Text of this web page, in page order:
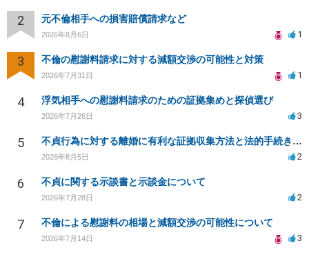
2 元不倫相手への損害賠償請求など
2026年8月6日 1
3 不倫の慰謝料請求に対する減額交渉の可能性と対策
2026年7月31日 1
4 浮気相手への慰謝料請求のための証拠集めと探偵選び
2026年7月26日 3
5 不貞行為に対する離婚に有利な証拠収集方法と法的手続きについて
2026年8月5日 2
6 不貞に関する示談書と示談金について
2026年7月28日 2
7 不倫による慰謝料の相場と減額交渉の可能性について
2026年7月14日 3